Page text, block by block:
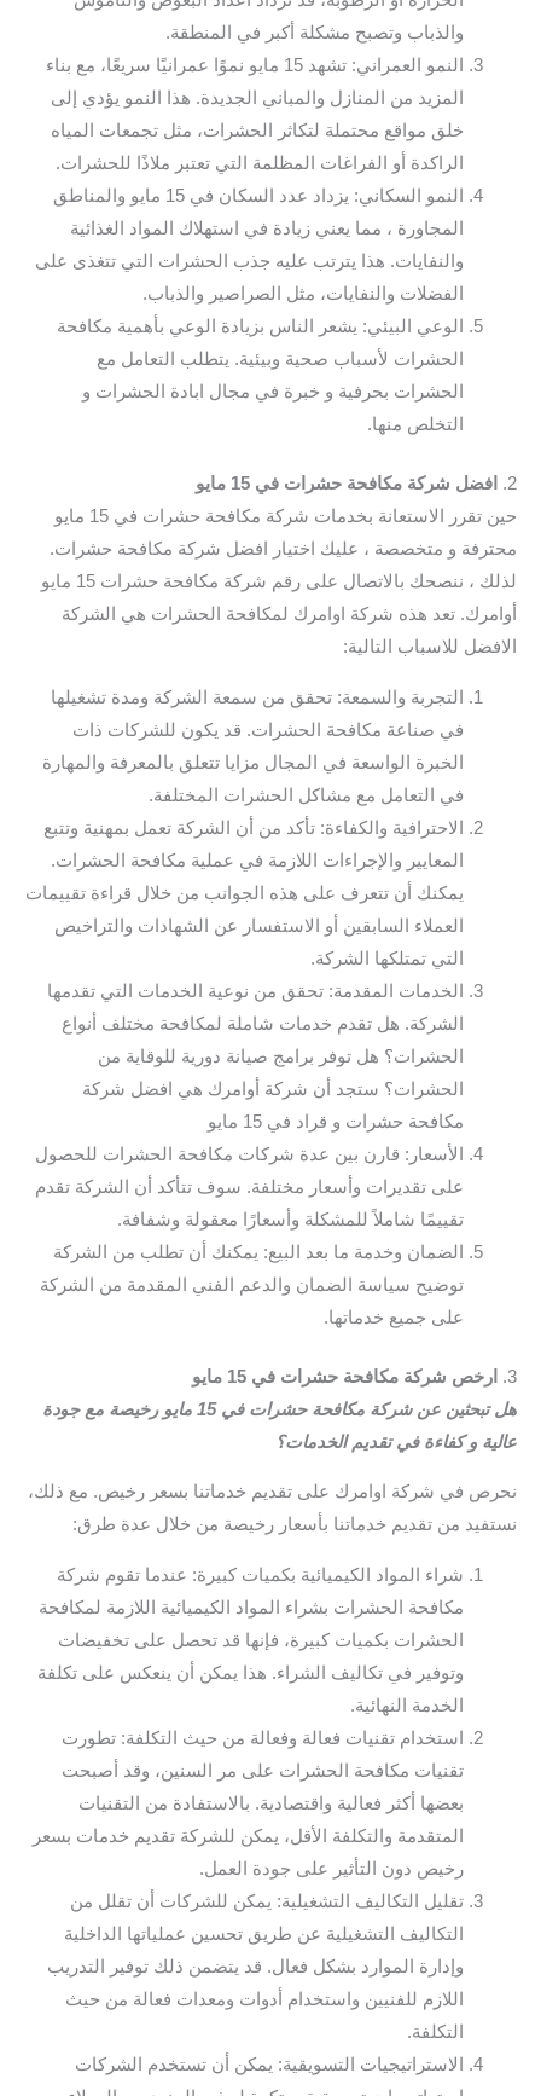
والذباب وتصبح مشكلة أكبر في المنطقة.
النمو العمراني: تشهد 15 مايو نموًا عمرانيًا سريعًا، مع بناء
المزيد من المنازل والمباني الجديدة. هذا النمو يؤدي إلى
خلق مواقع محتملة لتكاثر الحشرات، مثل تجمعات المياه
الراكدة أو الفراغات المظلمة التي تعتبر ملاذًا للحشرات.
النمو السكاني: يزداد عدد السكان في 15 مايو والمناطق
المجاورة ، مما يعني زيادة في استهلاك المواد الغذائية
والنفايات. هذا يترتب عليه جذب الحشرات التي تتغذى على
الفضلات والنفايات، مثل الصراصير والذباب.
الوعي البيئي: يشعر الناس بزيادة الوعي بأهمية مكافحة
الحشرات لأسباب صحية وبيئية. يتطلب التعامل مع
الحشرات بحرفية و خبرة في مجال ابادة الحشرات و
التخلص منها.
2.
افضل شركة مكافحة حشرات في 15 مايو
حين تقرر الاستعانة بخدمات شركة مكافحة حشرات في 15 مايو
محترفة و متخصصة ، عليك اختيار افضل شركة مكافحة حشرات.
لذلك ، ننصحك بالاتصال على رقم شركة مكافحة حشرات 15 مايو
أوامرك. تعد هذه شركة اوامرك لمكافحة الحشرات هي الشركة
الافضل للاسباب التالية:
التجربة والسمعة: تحقق من سمعة الشركة ومدة تشغيلها
في صناعة مكافحة الحشرات. قد يكون للشركات ذات
الخبرة الواسعة في المجال مزايا تتعلق بالمعرفة والمهارة
في التعامل مع مشاكل الحشرات المختلفة.
الاحترافية والكفاءة: تأكد من أن الشركة تعمل بمهنية وتتبع
المعايير والإجراءات اللازمة في عملية مكافحة الحشرات.
يمكنك أن تتعرف على هذه الجوانب من خلال قراءة تقييمات
العملاء السابقين أو الاستفسار عن الشهادات والتراخيص
التي تمتلكها الشركة.
الخدمات المقدمة: تحقق من نوعية الخدمات التي تقدمها
الشركة. هل تقدم خدمات شاملة لمكافحة مختلف أنواع
الحشرات؟ هل توفر برامج صيانة دورية للوقاية من
الحشرات؟ ستجد أن شركة أوامرك هي افضل شركة
مكافحة حشرات و قراد في 15 مايو
الأسعار: قارن بين عدة شركات مكافحة الحشرات للحصول
على تقديرات وأسعار مختلفة. سوف تتأكد أن الشركة تقدم
تقييمًا شاملاً للمشكلة وأسعارًا معقولة وشفافة.
الضمان وخدمة ما بعد البيع: يمكنك أن تطلب من الشركة
توضيح سياسة الضمان والدعم الفني المقدمة من الشركة
على جميع خدماتها.
3.
ارخص شركة مكافحة حشرات في 15 مايو
هل تبحثين عن شركة مكافحة حشرات في 15 مايو رخيصة مع جودة
عالية و كفاءة في تقديم الخدمات؟
نحرص في شركة اوامرك على تقديم خدماتنا بسعر رخيص. مع ذلك،
نستفيد من تقديم خدماتنا بأسعار رخيصة من خلال عدة طرق:
شراء المواد الكيميائية بكميات كبيرة: عندما تقوم شركة
مكافحة الحشرات بشراء المواد الكيميائية اللازمة لمكافحة
الحشرات بكميات كبيرة، فإنها قد تحصل على تخفيضات
وتوفير في تكاليف الشراء. هذا يمكن أن ينعكس على تكلفة
الخدمة النهائية.
استخدام تقنيات فعالة وفعالة من حيث التكلفة: تطورت
تقنيات مكافحة الحشرات على مر السنين، وقد أصبحت
بعضها أكثر فعالية واقتصادية. بالاستفادة من التقنيات
المتقدمة والتكلفة الأقل، يمكن للشركة تقديم خدمات بسعر
رخيص دون التأثير على جودة العمل.
تقليل التكاليف التشغيلية: يمكن للشركات أن تقلل من
التكاليف التشغيلية عن طريق تحسين عملياتها الداخلية
وإدارة الموارد بشكل فعال. قد يتضمن ذلك توفير التدريب
اللازم للفنيين واستخدام أدوات ومعدات فعالة من حيث
التكلفة.
الاستراتيجيات التسويقية: يمكن أن تستخدم الشركات